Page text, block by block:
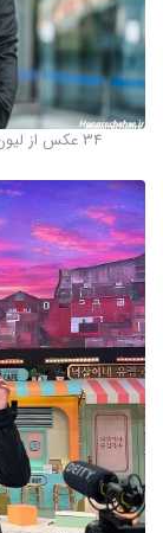
34 عکس از لیون در سریال روباه نه دم که همه را شگفت زده کرده